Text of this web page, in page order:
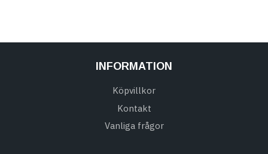
INFORMATION
Köpvillkor
Kontakt
Vanliga frågor